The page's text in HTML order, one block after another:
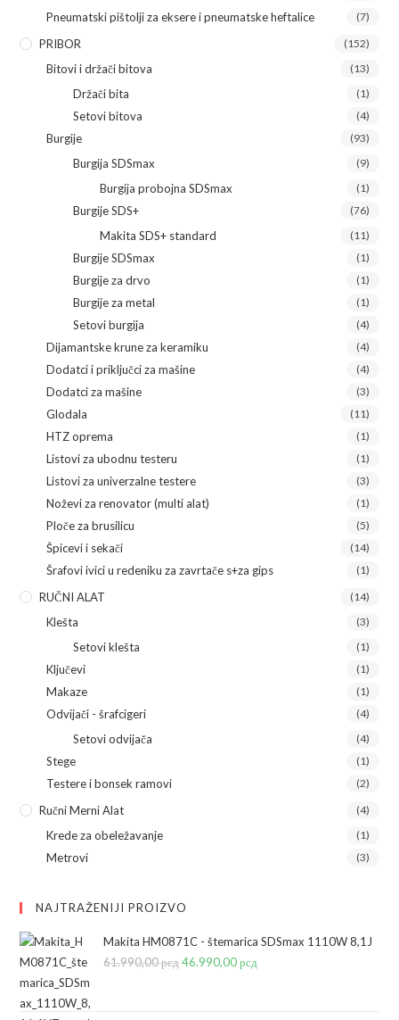
Pneumatski pištolji za eksere i pneumatske heftalice (7)
PRIBOR (152)
Bitovi i držači bitova (13)
Držači bita (1)
Setovi bitova (4)
Burgije (93)
Burgija SDSmax (9)
Burgija probojna SDSmax (1)
Burgije SDS+ (76)
Makita SDS+ standard (11)
Burgije SDSmax (1)
Burgije za drvo (1)
Burgije za metal (1)
Setovi burgija (4)
Dijamantske krune za keramiku (4)
Dodatci i priključci za mašine (4)
Dodatci za mašine (3)
Glodala (11)
HTZ oprema (1)
Listovi za ubodnu testeru (1)
Listovi za univerzalne testere (3)
Noževi za renovator (multi alat) (1)
Ploče za brusilicu (5)
Špicevi i sekači (14)
Šrafovi ivici u redeniku za zavrtače s+za gips (1)
RUČNI ALAT (14)
Klešta (3)
Setovi klešta (1)
Ključevi (1)
Makaze (1)
Odvijači - šrafcigeri (4)
Setovi odvijača (4)
Stege (1)
Testere i bonsek ramovi (2)
Ručni Merni Alat (4)
Krede za obeležavanje (1)
Metrovi (3)
NAJTRAŽENIJI PROIZVO
Makita HM0871C - štemarica SDSmax 1110W 8,1J
61.990,00рсдOriginalna
46.990,00рсд